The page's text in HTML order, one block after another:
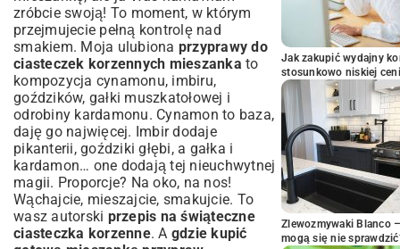
zróbcie swoją! To moment, w którym
przejmujecie pełną kontrolę nad
smakiem. Moja ulubiona przyprawy do
ciasteczek korzennych mieszanka to
kompozycja cynamonu, imbiru,
goździków, gałki muszkatołowej i
odrobiny kardamonu. Cynamon to baza,
daję go najwięcej. Imbir dodaje
pikanterii, goździki głębi, a gałka i
kardamon… one dodają tej nieuchwytnej
magii. Proporcje? Na oko, na nos!
Wąchajcie, mieszajcie, smakujcie. To
wasz autorski przepis na świąteczne
ciasteczka korzenne. A gdzie kupić
Jak zakupić wydajny
stosunkowo niskiej
Zlewozmywaki Blanco
mogą się nie